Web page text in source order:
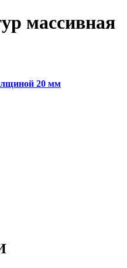
массивная
20 мм